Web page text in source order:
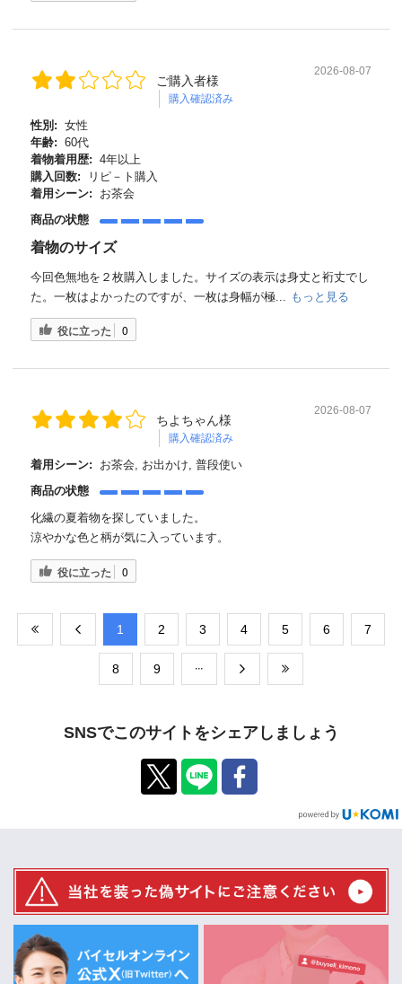
ご購入者様
購入確認済み
2026-08-07
性別: 女性
年齢: 60代
着物着用歴: 4年以上
購入回数:
リピ－ト購入
着用シーン:
お茶会
商品の状態
着物のサイズ
今回色無地を２枚購入しました。サイズの表示は身丈と裄丈でし
た。一枚はよかったのですが、一枚は身幅が極...
もっと見る
役に立った 0
ちよちゃん様
購入確認済み
2026-08-07
着用シーン:
お茶会, お出かけ, 普段使い
商品の状態
化繊の夏着物を探していました。
涼やかな色と柄が気に入っています。
役に立った 0
​1 ​2 ​3 ​4 ​5 ​6 ​7
​8 ​9
SNSでこのサイトをシェアしましょう